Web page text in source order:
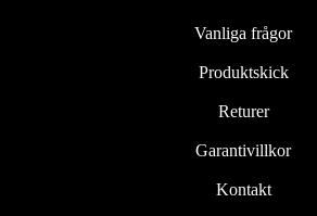
Vanliga frågor
Produktskick
Returer
Garantivillkor
Kontakt